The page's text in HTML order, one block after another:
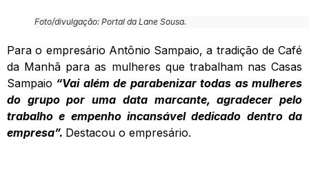
Foto/divulgação: Portal da Lane Sousa.
Para o empresário Antônio Sampaio, a tradição de Café
da Manhã para as mulheres que trabalham nas Casas
Sampaio “Vai além de parabenizar todas as mulheres
do grupo por uma data marcante, agradecer pelo
trabalho e empenho incansável dedicado dentro da
empresa”. Destacou o empresário.